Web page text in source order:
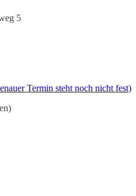
5
Termin steht noch nicht fest)